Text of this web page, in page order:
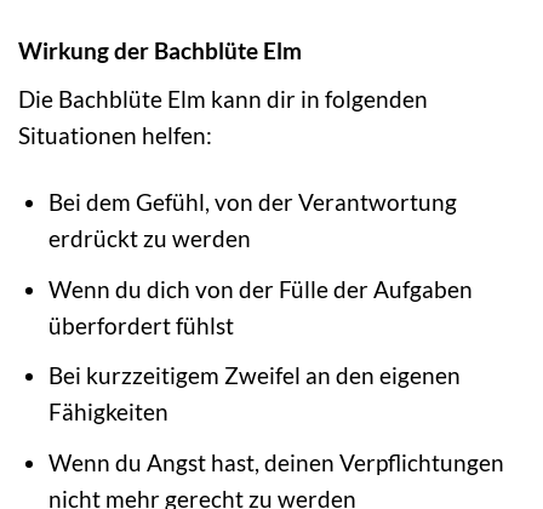
Wirkung der Bachblüte Elm
Die Bachblüte Elm kann dir in folgenden
Situationen helfen:
Bei dem Gefühl, von der Verantwortung
erdrückt zu werden
Wenn du dich von der Fülle der Aufgaben
überfordert fühlst
Bei kurzzeitigem Zweifel an den eigenen
Fähigkeiten
Wenn du Angst hast, deinen Verpflichtungen
nicht mehr gerecht zu werden